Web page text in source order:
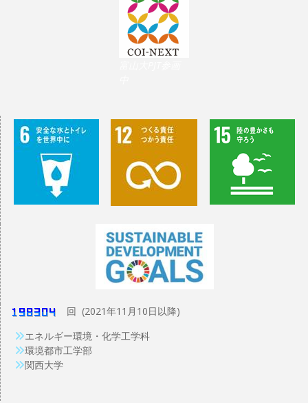
回 (2021年11月10日以降)
エネルギー環境・化学工学科
環境都市工学部
関西大学